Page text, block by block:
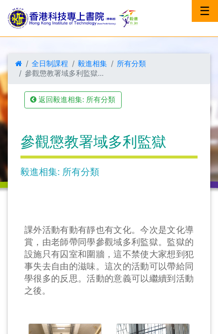
☰
全日制課程 毅進相集
所有分類
參觀懲教署域多利監獄...
返回毅進相集: 所有分類
參觀懲教署域多利監獄
毅進相集: 所有分類
課外活動有動有靜也有文化。今次是文化導
賞，由老師帶同學參觀域多利監獄。監獄的
設施只有囚室和圍牆，這不禁使大家想到犯
事失去自由的滋味。這次的活動可以帶給同
學很多的反思。活動的意義可以繼續到活動
之後。